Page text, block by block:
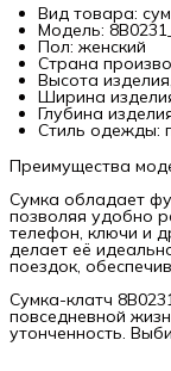
Вид товара:
Модель:
Пол: женский
Страна
Высота
Ширина
Глубина
Стиль одежды:
Преимущества
Сумка обладает
позволяя удобно
телефон, ключи и
делает её
поездок,
Сумка-клатч
повседневной
утонченность.